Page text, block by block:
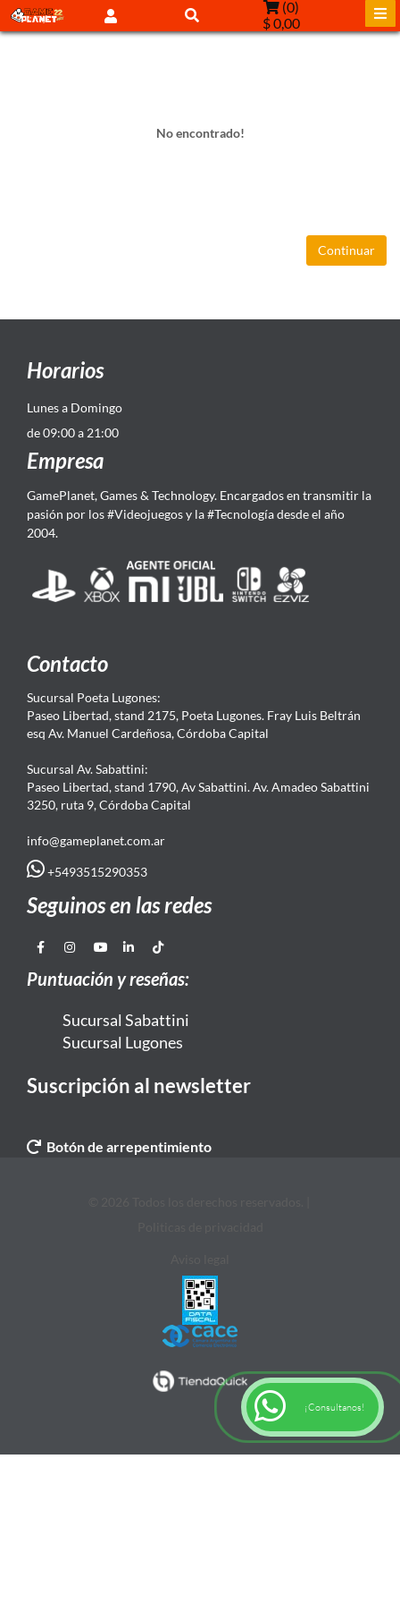
(0)
$ 0,00
No encontrado!
Continuar
Horarios
Lunes a Domingo
de 09:00 a 21:00
Empresa
GamePlanet, Games & Technology. Encargados en transmitir la
pasión por los #Videojuegos y la #Tecnología desde el año
2004.
Contacto
Sucursal Poeta Lugones:
Paseo Libertad, stand 2175, Poeta Lugones. Fray Luis Beltrán
esq Av. Manuel Cardeñosa, Córdoba Capital
Sucursal Av. Sabattini:
Paseo Libertad, stand 1790, Av Sabattini. Av. Amadeo Sabattini
3250, ruta 9, Córdoba Capital
info@gameplanet.com.ar
+5493515290353
Seguinos en las redes
Puntuación y reseñas:
Sucursal Sabattini
Sucursal Lugones
Suscripción al newsletter
Botón de arrepentimiento
¡Consultanos!